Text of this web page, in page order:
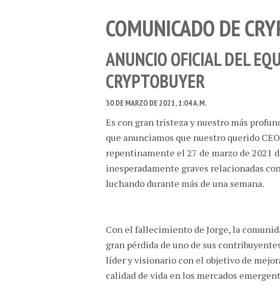
COMUNICADO DE
ANUNCIO OFICIAL DEL
CRYPTOBUYER
30 DE MARZO DE 2021, 1:04 A.M.
Es con gran tristeza y nuestro más
que anunciamos que nuestro querido
repentinamente el 27 de marzo de 2021
inesperadamente graves relacionadas
luchando durante más de una semana.
Con el fallecimiento de Jorge, la
gran pérdida de uno de sus
líder y visionario con el objetivo de
calidad de vida en los mercados